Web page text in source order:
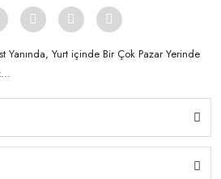
Yanında, Yurt içinde Bir Çok Pazar Yerinde